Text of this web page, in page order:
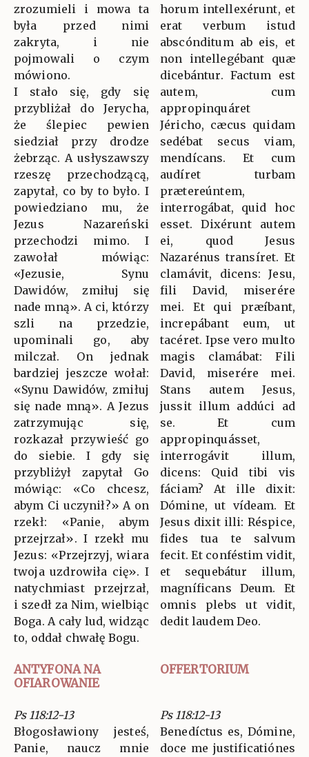
zrozumieli i mowa ta
była przed nimi
zakryta, i nie
pojmowali o czym
mówiono.
I stało się, gdy się
przybliżał do Jerycha,
że ślepiec pewien
siedział przy drodze
żebrząc. A usłyszawszy
rzeszę przechodzącą,
zapytał, co by to było. I
powiedziano mu, że
Jezus Nazareński
przechodzi mimo. I
zawołał mówiąc:
«Jezusie, Synu
Dawidów, zmiłuj się
nade mną». A ci, którzy
szli na przedzie,
upominali go, aby
milczał. On jednak
bardziej jeszcze wołał:
«Synu Dawidów, zmiłuj
się nade mną». A Jezus
zatrzymując się,
rozkazał przywieść go
do siebie. I gdy się
przybliżył zapytał Go
mówiąc: «Co chcesz,
abym Ci uczynił?» A on
rzekł: «Panie, abym
przejrzał». I rzekł mu
Jezus: «Przejrzyj, wiara
twoja uzdrowiła cię». I
natychmiast przejrzał,
i szedł za Nim, wielbiąc
Boga. A cały lud, widząc
to, oddał chwałę Bogu.
horum intellexérunt, et
erat verbum istud
abscónditum ab eis, et
non intellegébant quæ
dicebántur. Factum est
autem, cum
appropinquáret
Jéricho, cæcus quidam
sedébat secus viam,
mendícans. Et cum
audíret turbam
prætereúntem,
interrogábat, quid hoc
esset. Dixérunt autem
ei, quod Jesus
Nazarénus transíret. Et
clamávit, dicens: Jesu,
fili David, miserére
mei. Et qui præíbant,
increpábant eum, ut
tacéret. Ipse vero multo
magis clamábat: Fili
David, miserére mei.
Stans autem Jesus,
jussit illum addúci ad
se. Et cum
appropinquásset,
interrogávit illum,
dicens: Quid tibi vis
fáciam? At ille dixit:
Dómine, ut vídeam. Et
Jesus dixit illi: Réspice,
fides tua te salvum
fecit. Et conféstim vidit,
et sequebátur illum,
magníficans Deum. Et
omnis plebs ut vidit,
dedit laudem Deo.
ANTYFONA NA
OFIAROWANIE
OFFERTORIUM
Ps 118:12-13
Błogosławiony jesteś,
Panie, naucz mnie
Ps 118:12-13
Benedíctus es, Dómine,
doce me justificatiónes